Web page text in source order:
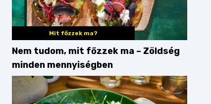
Mit főzzek ma?
Nem tudom, mit főzzek ma – Zöldség
minden mennyiségben